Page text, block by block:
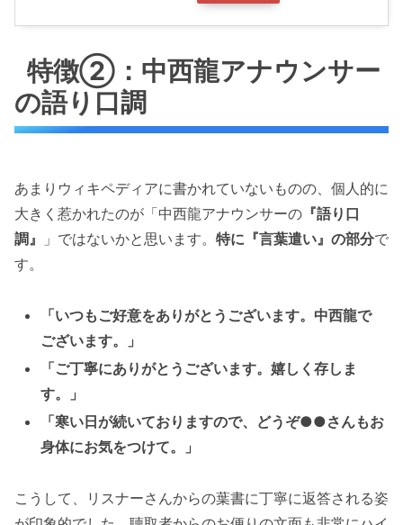
特徴②：中西龍アナウンサー
の語り口調
あまりウィキペディアに書かれていないものの、個人的に
大きく惹かれたのが「中西龍アナウンサーの 『語り口
調』
」ではないかと思います。 特に『言葉遣い』の部分で
す。
「いつもご好意をありがとうございます。中西龍で
ございます。」
「ご丁寧にありがとうございます。嬉しく存しま
す。」
「寒い日が続いておりますので、どうぞ●●さんもお
身体にお気をつけて。」
こうして、リスナーさんからの葉書に丁寧に返答される姿